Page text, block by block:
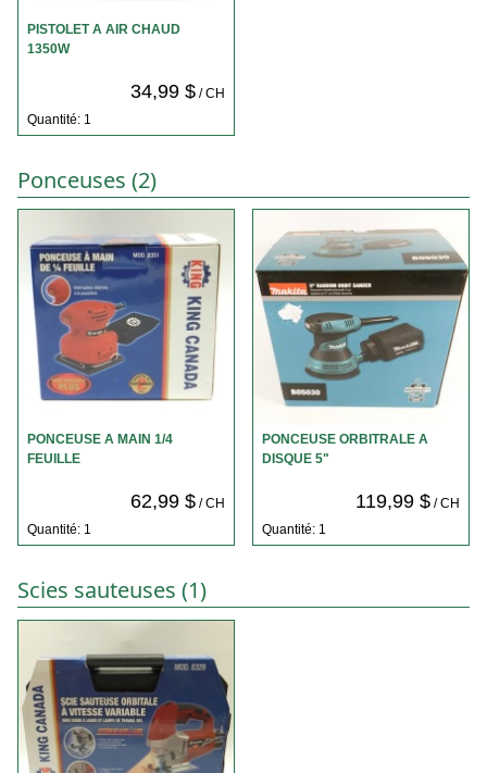
PISTOLET A AIR CHAUD
1350W
34,99 $/ CH
Quantité: 1
Ponceuses (2)
PONCEUSE A MAIN 1/4
FEUILLE
62,99 $/ CH
Quantité: 1
PONCEUSE ORBITRALE A
DISQUE 5"
119,99 $/ CH
Quantité: 1
Scies sauteuses (1)